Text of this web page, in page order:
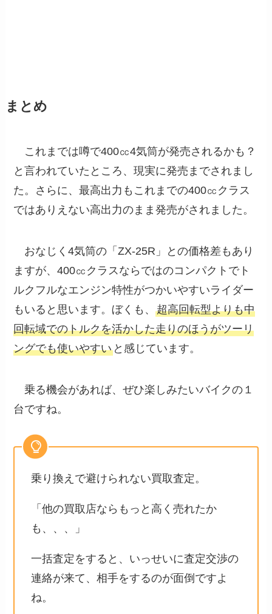
まとめ
これまでは噂で400㏄4気筒が発売されるかも？
と言われていたところ、現実に発売までされまし
た。さらに、最高出力もこれまでの400㏄クラス
ではありえない高出力のまま発売がされました。
おなじく4気筒の「ZX-25R」との価格差もあり
ますが、400㏄クラスならではのコンパクトでト
ルクフルなエンジン特性がつかいやすいライダー
もいると思います。ぼくも、超高回転型よりも中
回転域でのトルクを活かした走りのほうがツーリ
ングでも使いやすい と感じています。
乗る機会があれば、ぜひ楽しみたいバイクの１
台ですね。
乗り換えで避けられない買取査定。
「他の買取店ならもっと高く売れたか
も、、、」
一括査定をすると、いっせいに査定交渉の
連絡が来て、相手をするのが面倒ですよ
ね。